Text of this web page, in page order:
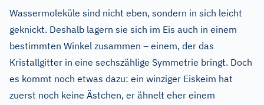
Wassermoleküle sind nicht eben, sondern in sich leicht
geknickt. Deshalb lagern sie sich im Eis auch in einem
bestimmten Winkel zusammen – einem, der das
Kristallgitter in eine sechszählige Symmetrie bringt. Doch
es kommt noch etwas dazu: ein winziger Eiskeim hat
zuerst noch keine Ästchen, er ähnelt eher einem